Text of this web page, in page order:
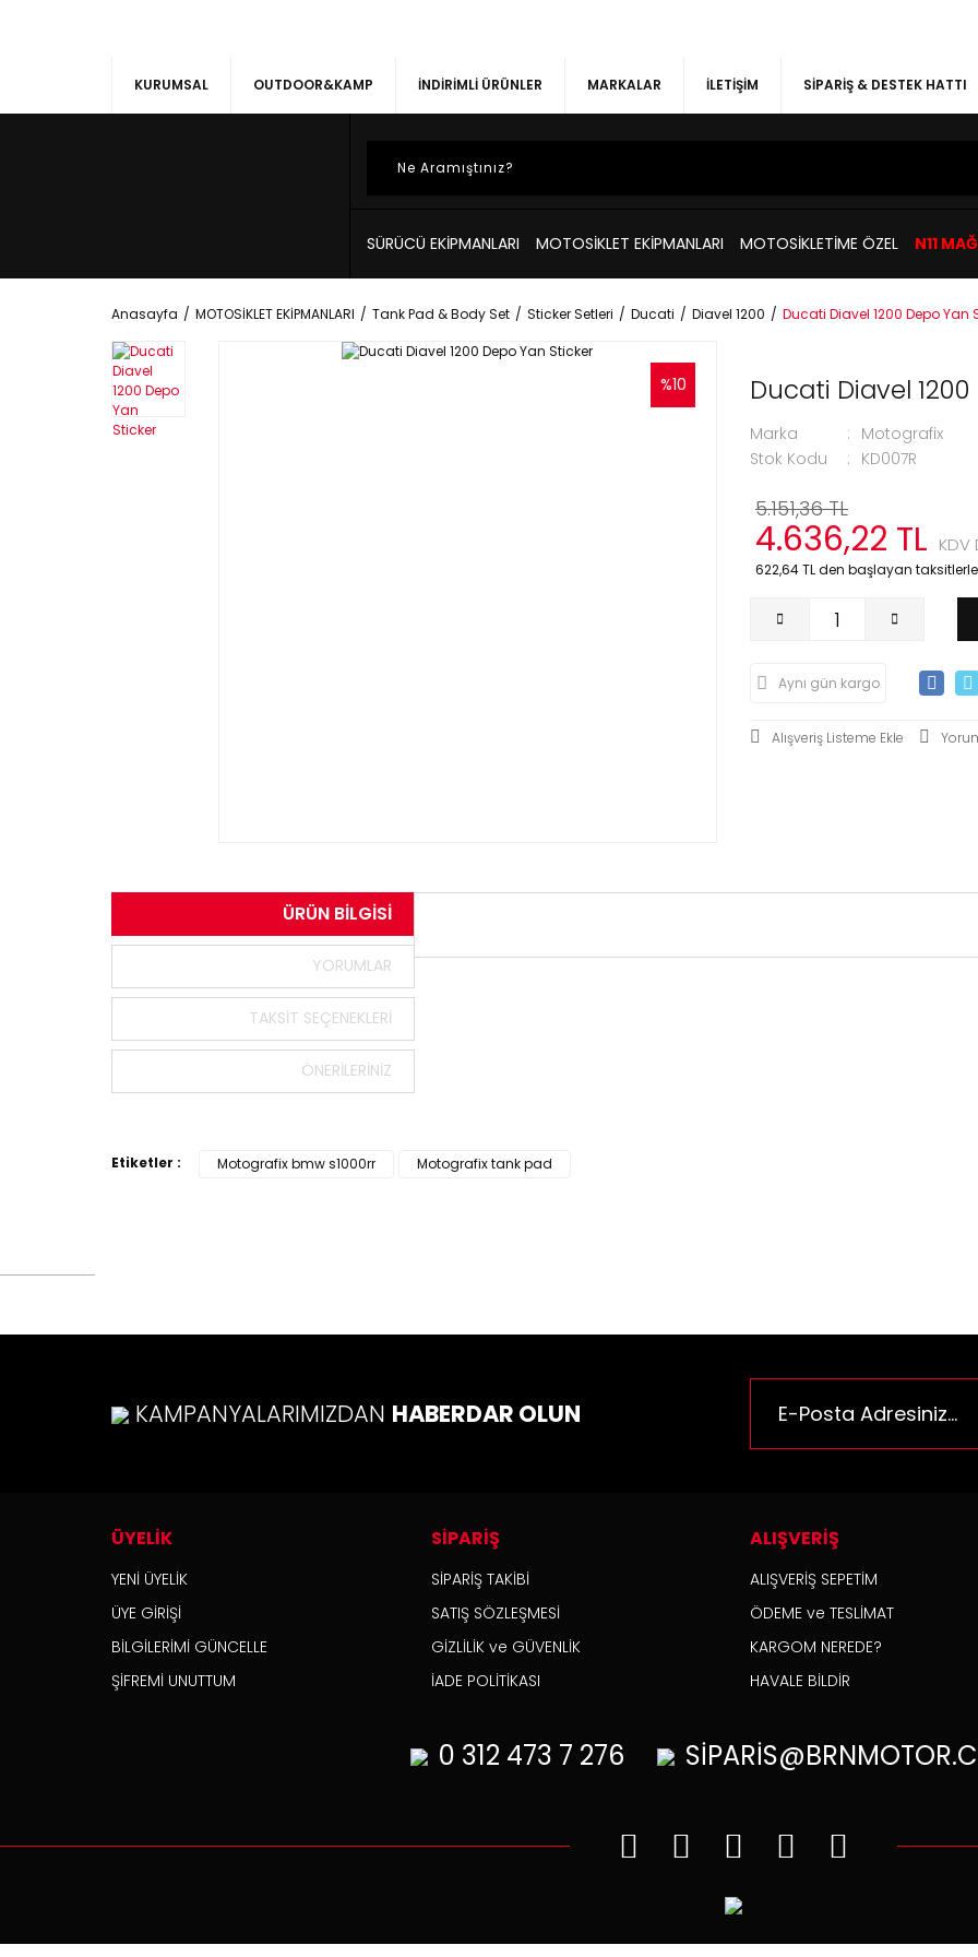
KURUMSAL OUTDOOR&KAMP İNDİRİMLİ ÜRÜNLER MARKALAR İLETİŞİM SİPARİŞ & DESTEK HATTI
SÜRÜCÜ EKİPMANLARI MOTOSİKLET EKİPMANLARI MOTOSİKLETİME ÖZEL N11
Anasayfa MOTOSİKLET EKİPMANLARI Tank Pad & Body Set Sticker Setleri Ducati Diavel 1200 Ducati Diavel 1200 Depo Yan
%10 Ducati Diavel
Marka
Motografix
Stok Kodu
KD007R
5.151,36 TL
4.636,22 TL KDV
622,64 TL den başlayan
Aynı gün kargo
ÜRÜN BILGISI
YORUMLAR
TAKSIT SEÇENEKLERI
ÖNERILERINIZ
Etiketler : Motografix bmw s1000rr Motografix tank pad
KAMPANYALARIMIZDAN HABERDAR OLUN
ÜYELİK
YENİ ÜYELİK
ÜYE GİRİŞİ
BİLGİLERİMİ GÜNCELLE
ŞİFREMİ UNUTTUM
SİPARİŞ
SİPARİŞ TAKİBİ
SATIŞ SÖZLEŞMESİ
GİZLİLİK ve GÜVENLİK
İADE POLİTİKASI
ALIŞVERİŞ
ALIŞVERİŞ SEPETİM
ÖDEME ve TESLİMAT
KARGOM NEREDE?
HAVALE BİLDİR
0 312 473 7 276